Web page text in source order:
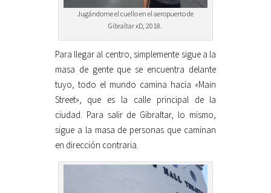
Jugándome el cuello en el aeropuerto de
Gibraltar xD, 2018.
Para llegar al centro, simplemente sigue a la
masa de gente que se encuentra delante
tuyo, todo el mundo camina hacia «Main
Street», que es la calle principal de la
ciudad. Para salir de Gibraltar, lo mismo,
sigue a la masa de personas que caminan
en dirección contraria.